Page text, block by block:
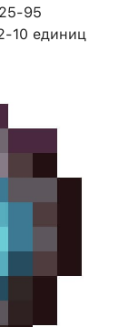
95
10 единиц